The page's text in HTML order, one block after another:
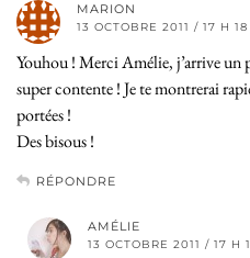
MARION
13 OCTOBRE 2011 / 17 H
Youhou ! Merci Amélie, j’arrive un
super contente ! Je te montrerai
portées !
Des bisous !
RÉPONDRE
AMÉLIE
13 OCTOBRE 2011 / 17 H